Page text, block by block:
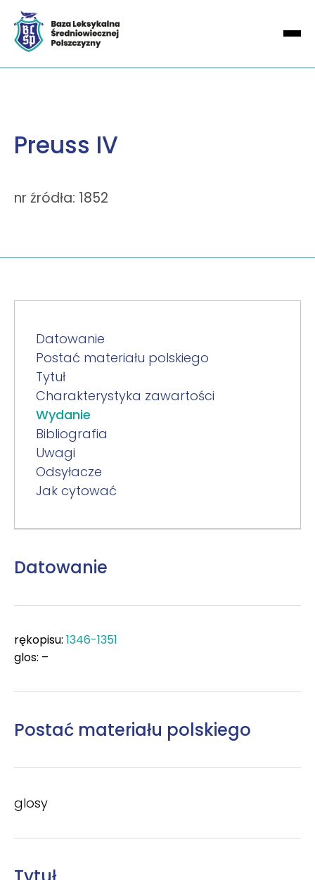
Preuss IV
nr źródła: 1852
Datowanie
Postać materiału polskiego
Tytuł
Charakterystyka zawartości
Wydanie
Bibliografia
Uwagi
Odsyłacze
Jak cytować
Datowanie
rękopisu: 1346-1351
glos: –
Postać materiału polskiego
glosy